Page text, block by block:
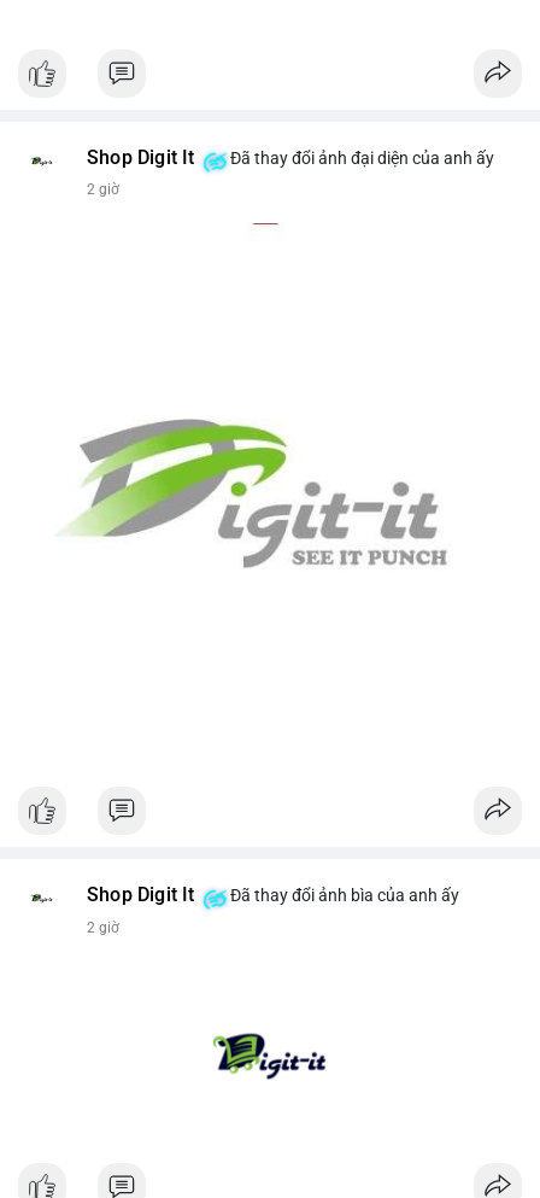
Shop Digit It Đã thay đổi ảnh đại diện của anh ấy
2 giờ
Shop Digit It Đã thay đổi ảnh bìa của anh ấy
2 giờ